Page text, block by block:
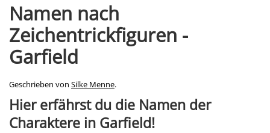
Namen nach
Zeichentrickfiguren -
Garfield
Geschrieben von Silke Menne.
Hier erfährst du die Namen der
Charaktere in Garfield!